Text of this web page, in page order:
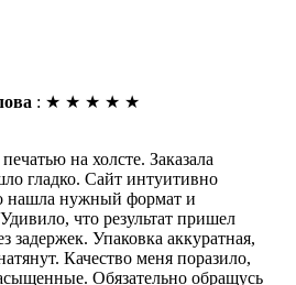
: ★ ★ ★ ★ ★
на холсте. Заказала
гладко. Сайт интуитивно
нашла нужный формат и
что результат пришел
задержек. Упаковка аккуратная,
Качество меня поразило,
Обязательно обращусь